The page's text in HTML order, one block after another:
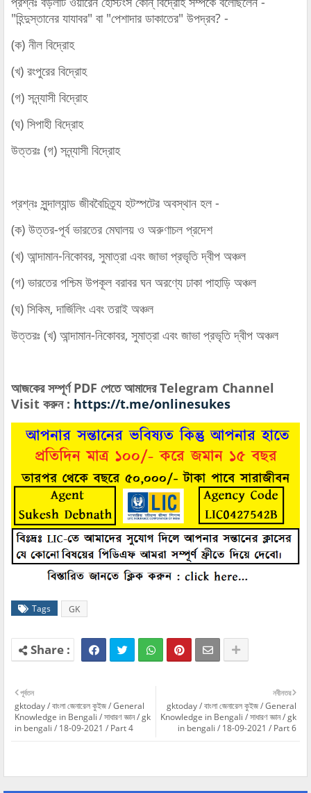
"হিন্দুস্তানের যাযাবর" বা "পেশাদার ডাকাতের" উপদ্রব? -
(ক) নীল বিদ্রোহ
(খ) রংপুরের বিদ্রোহ
(গ) সন্ন্যাসী বিদ্রোহ
(ঘ) সিপাহী বিদ্রোহ
উত্তরঃ (গ) সন্ন্যাসী বিদ্রোহ
প্রশ্নঃ সুন্দাল্যান্ড জীববৈচিত্র্য হটস্পটের অবস্থান হল -
(ক) উত্তর-পূর্ব ভারতের মেঘালয় ও অরুণাচল প্রদেশ
(খ) আন্দামান-নিকোবর, সুমাত্রা এবং জাভা প্রভৃতি দ্বীপ অঞ্চল
(গ) ভারতের পশ্চিম উপকূল বরাবর ঘন অরণ্যে ঢাকা পাহাড়ি অঞ্চল
(ঘ) সিকিম, দার্জিলিং এবং তরাই অঞ্চল
উত্তরঃ (খ) আন্দামান-নিকোবর, সুমাত্রা এবং জাভা প্রভৃতি দ্বীপ অঞ্চল
আজকের সম্পূর্ণ PDF পেতে আমাদের Telegram Channel
Visit করুন : https://t.me/onlinesukes
Tags GK
নবীনতর
gktoday / বাংলা জেনারেল কুইজ / General
Knowledge in Bengali / সাধারণ জ্ঞান / gk
in bengali / 18-09-2021 / Part 6
পূর্বতন
gktoday / বাংলা জেনারেল কুইজ / General
Knowledge in Bengali / সাধারণ জ্ঞান / gk
in bengali / 18-09-2021 / Part 4